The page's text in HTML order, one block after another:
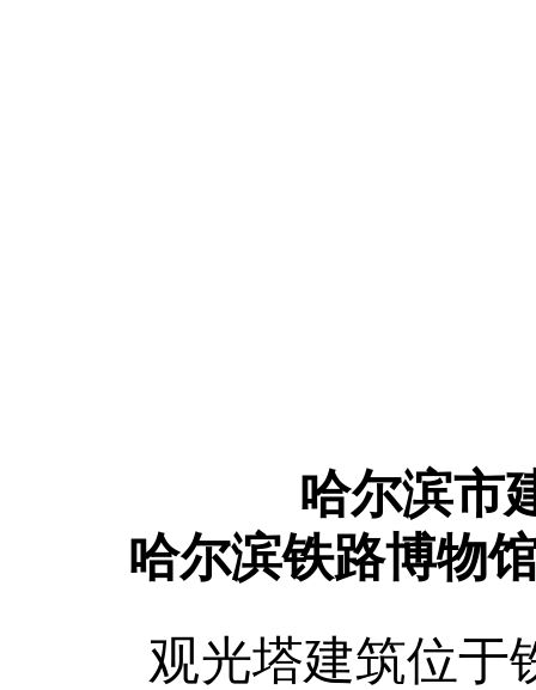
哈尔滨市
哈尔滨铁路博物
观光塔建筑位于